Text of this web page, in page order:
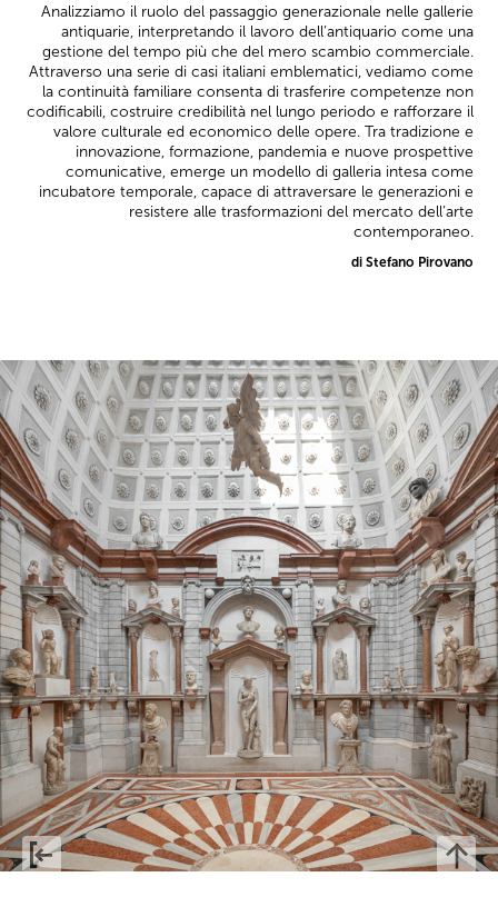
Analizziamo il ruolo del passaggio generazionale nelle gallerie
antiquarie, interpretando il lavoro dell’antiquario come una
gestione del tempo più che del mero scambio commerciale.
Attraverso una serie di casi italiani emblematici, vediamo come
la continuità familiare consenta di trasferire competenze non
codificabili, costruire credibilità nel lungo periodo e rafforzare il
valore culturale ed economico delle opere. Tra tradizione e
innovazione, formazione, pandemia e nuove prospettive
comunicative, emerge un modello di galleria intesa come
incubatore temporale, capace di attraversare le generazioni e
resistere alle trasformazioni del mercato dell’arte
contemporaneo.
di Stefano Pirovano